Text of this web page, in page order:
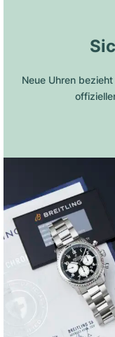
Neue Uhren